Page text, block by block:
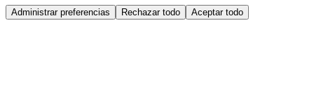
Administrar preferencias Rechazar todo Aceptar todo